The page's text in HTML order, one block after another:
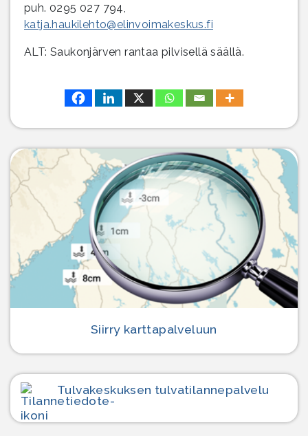
puh. 0295 027 794,
katja.haukilehto@elinvoimakeskus.fi
ALT: Saukonjärven rantaa pilvisellä säällä.
Siirry karttapalveluun
Tulvakeskuksen tulvatilanne­palvelu